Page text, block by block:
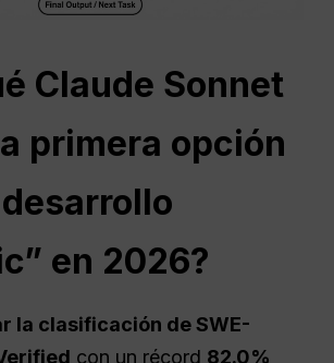
Claude Sonnet
primera opción
en 2026?
la clasificación de SWE-
con un récord 82.0%